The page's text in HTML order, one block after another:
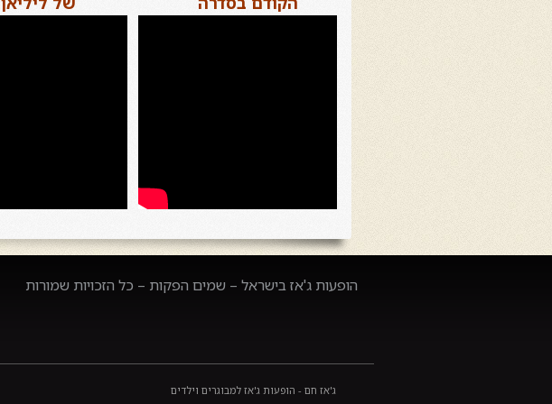
הופעות ג'אז בישראל – שמים הפקות – כל הזכויות שמורות
ג'אז חם - הופעות ג'אז למבוגרים וילדים